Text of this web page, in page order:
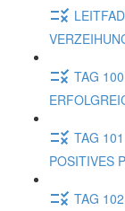
TAG
TAG
POSITIVES
TAG